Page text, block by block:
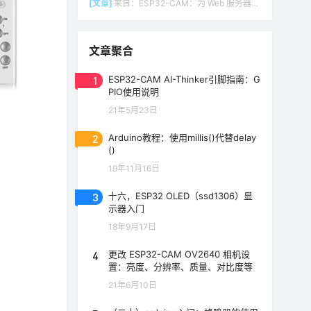
[文章] 来自： ESP32-CAM：为 Web 服务器（Arduino IDE）设置接入点（AP）
文章聚合
1
ESP32-CAM AI-Thinker引脚指南：G
PIO使用说明
21年5月23日
2
Arduino教程：使用millis()代替delay
()
19年11月16日
3
十六，ESP32 OLED（ssd1306）显
示器入门
18年9月17日
4
更改 ESP32-CAM OV2640 相机设
置：亮度、分辨率、质量、对比度等
21年6月10日